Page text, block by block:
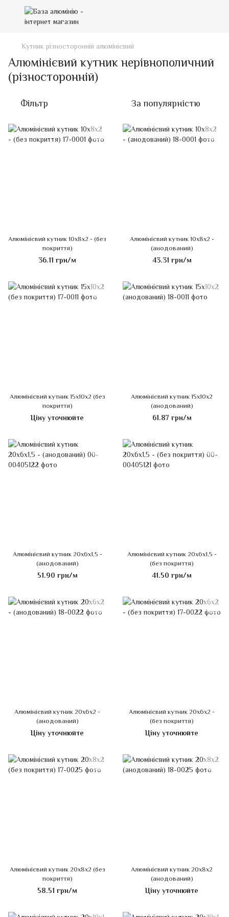
Кутник різносторонній алюмінієвий
Алюмінієвий кутник нерівнополичний
(різносторонній)
Фільтр За популярністю
Алюмінієвий кутник 10х8х2 - (без
покриття)
36.11 грн/м
Алюмінієвий кутник 10х8х2 -
(анодований)
43.31 грн/м
Алюмінієвий кутник 15х10х2 (без
покриття)
Ціну уточнюйте
Алюмінієвий кутник 15х10х2
(анодований)
61.87 грн/м
Алюмінієвий кутник 20х6х1,5 -
(анодований)
51.90 грн/м
Алюмінієвий кутник 20х6х1,5 -
(без покриття)
41.50 грн/м
Алюмінієвий кутник 20х6х2 -
(анодований)
Ціну уточнюйте
Алюмінієвий кутник 20х6х2 -
(без покриття)
Ціну уточнюйте
Алюмінієвий кутник 20х8х2 (без
покриття)
58.51 грн/м
Алюмінієвий кутник 20х8х2
(анодований)
Ціну уточнюйте